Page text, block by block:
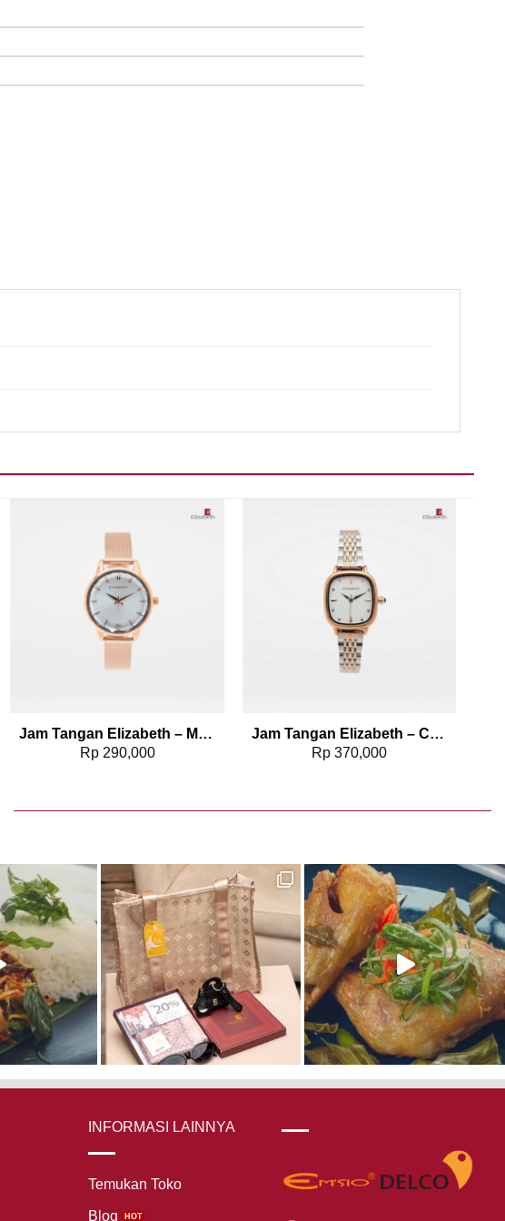
Jam Tangan Elizabeth – Mesh Strap 2203-0568
Rp290,000
Jam Tangan Elizabeth – Chain Strap 2201-0770
Rp 370,000
INFORMASI LAINNYA
Temukan Toko
Blog